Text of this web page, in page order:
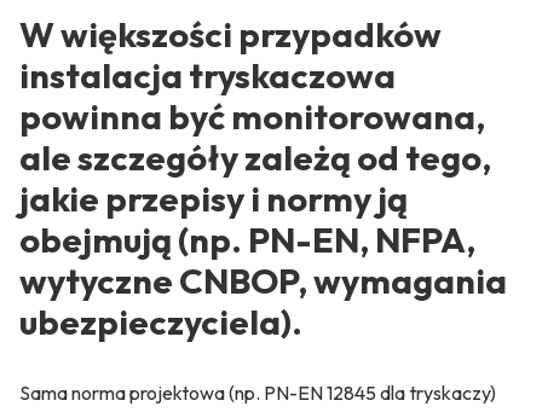
W większości przypadków
instalacja tryskaczowa
powinna być monitorowana,
ale szczegóły zależą od tego,
jakie przepisy i normy ją
obejmują (np. PN-EN, NFPA,
wytyczne CNBOP, wymagania
ubezpieczyciela).
Sama norma projektowa (np. PN-EN 12845 dla tryskaczy)